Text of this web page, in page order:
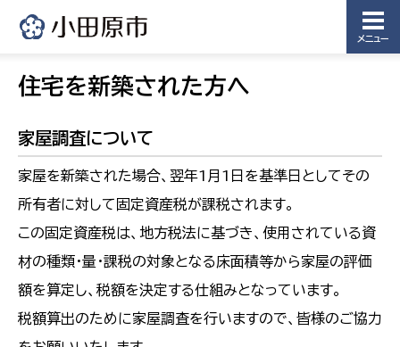
メニュー
住宅を新築された方へ
家屋調査について
家屋を新築された場合、翌年1月1日を基準日としてその
所有者に対して固定資産税が課税されます。
この固定資産税は、地方税法に基づき、使用されている資
材の種類・量・課税の対象となる床面積等から家屋の評価
額を算定し、税額を決定する仕組みとなっています。
税額算出のために家屋調査を行いますので、皆様のご協力